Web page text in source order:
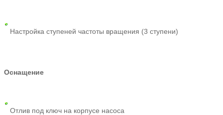
Настройка ступеней частоты вращения (3 ступени)
Оснащение
Отлив под ключ на корпусе насоса